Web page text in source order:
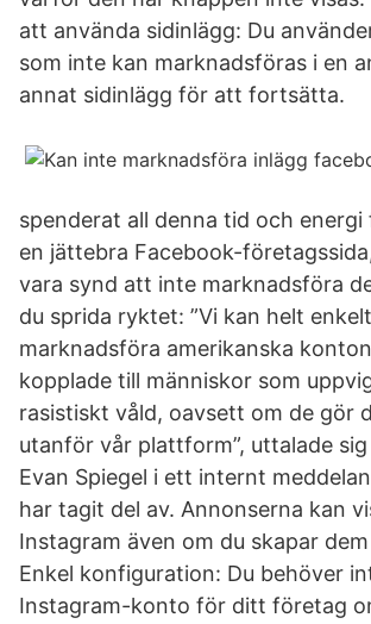
att använda sidinlägg: Du
som inte kan marknadsföras i en
annat sidinlägg för att fortsätta.
spenderat all denna tid och
en jättebra Facebook-
vara synd att inte marknadsföra
du sprida ryktet: ”Vi kan helt
marknadsföra amerikanska
kopplade till människor som
rasistiskt våld, oavsett om de gör
utanför vår plattform”, uttalade
Evan Spiegel i ett internt
har tagit del av. Annonserna kan
Instagram även om du skapar
Enkel konfiguration: Du behöver
Instagram-konto för ditt företag